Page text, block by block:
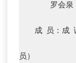
罗会泉（
成 员：成
员）